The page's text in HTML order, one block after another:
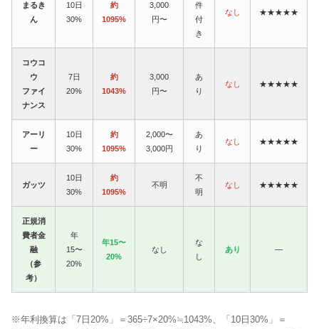
まるき
ん
10日
30%
約
1095%
3,000
円〜
件
付
き
なし ★★★★★
コウコ
ウ
ファイ
ナンス
7日
20%
約
1043%
3,000
円〜
あ
り
なし ★★★★★
アーリ
ー
10日
30%
約
1095%
2,000〜
3,000円
あ
り
なし ★★★★★
ガッツ
10日
30%
約
1095%
不明
不
明
なし ★★★★★
正規消
費者金
融
（参
考）
年
15〜
20%
年15〜
20%
なし
な
し
あり —
※年利換算は「7日20%」＝365÷7×20%≒1043%、「10日30%」＝